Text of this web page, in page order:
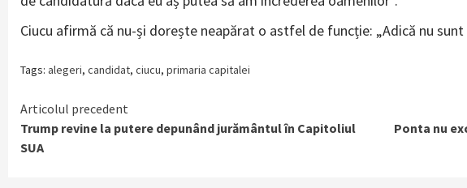
Ciucu afirmă că nu-și dorește neapărat o astfel de funcție: „Adică nu
Tags: alegeri, candidat, ciucu, primaria capitalei
Continue
Reading
Articolul precedent
Trump revine la putere depunând jurământul în Capitoliul
SUA
Ponta nu